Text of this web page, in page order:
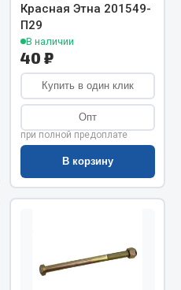
Красная Этна 201549-
П29
В наличии
40 ₽
Купить в один клик
Опт
при полной предоплате
В корзину